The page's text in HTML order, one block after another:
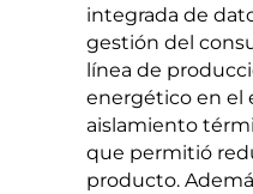
integrada de
gestión del
línea de
energético en el
aislamiento
que permitió
producto.